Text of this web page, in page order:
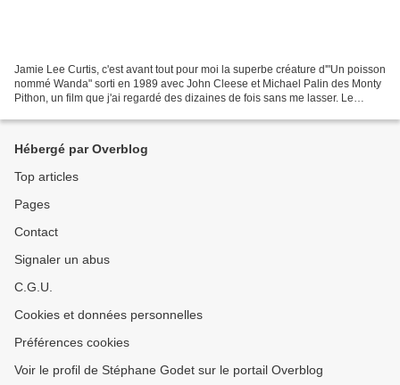
Jamie Lee Curtis, c'est avant tout pour moi la superbe créature d'"Un poisson
nommé Wanda" sorti en 1989 avec John Cleese et Michael Palin des Monty
Pithon, un film que j'ai regardé des dizaines de fois sans me lasser. Le
Hébergé par Overblog
Top articles
Pages
Contact
Signaler un abus
C.G.U.
Cookies et données personnelles
Préférences cookies
Voir le profil de Stéphane Godet sur le portail Overblog